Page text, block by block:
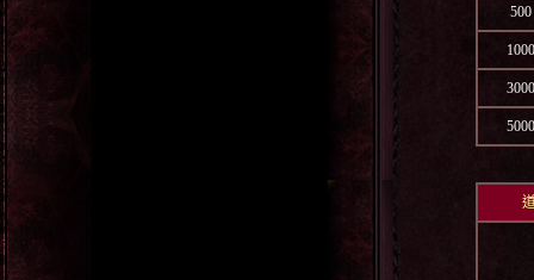
500
1000
3000
5000